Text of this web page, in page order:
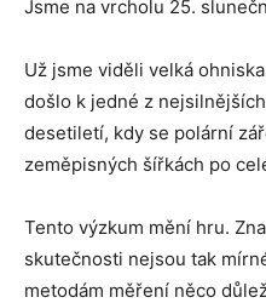
Jsme na vrcholu 25.
Už jsme viděli velká
došlo k jedné z
desetiletí, kdy se polární
zeměpisných šířkách po
Tento výzkum mění hru.
skutečnosti nejsou tak
metodám měření něco